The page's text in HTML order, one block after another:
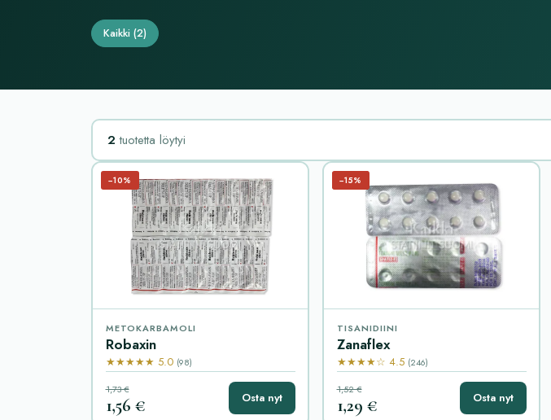
Kaikki (2)
2 tuotetta löytyi
−10%
METOKARBAMOLI
Robaxin
★★★★★ 5.0 (98)
1,73 €
1,56 € Osta nyt
−15%
TISANIDIINI
Zanaflex
★★★★☆ 4.5 (246)
1,52 €
1,29 € Osta nyt